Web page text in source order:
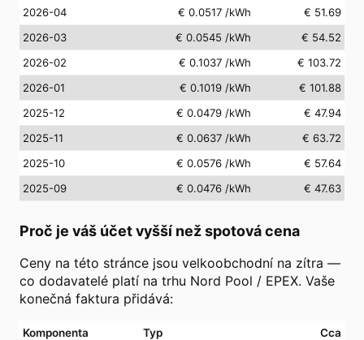
2026-04
€ 0.0517 /kWh
€ 51.69
2026-03
€ 0.0545 /kWh
€ 54.52
2026-02
€ 0.1037 /kWh
€ 103.72
2026-01
€ 0.1019 /kWh
€ 101.88
2025-12
€ 0.0479 /kWh
€ 47.94
2025-11
€ 0.0637 /kWh
€ 63.72
2025-10
€ 0.0576 /kWh
€ 57.64
2025-09
€ 0.0476 /kWh € 47.63
Proč je váš účet vyšší než spotová cena
Ceny na této stránce jsou velkoobchodní na zítra —
co dodavatelé platí na trhu Nord Pool / EPEX. Vaše
konečná faktura přidává:
Komponenta Typ Cca